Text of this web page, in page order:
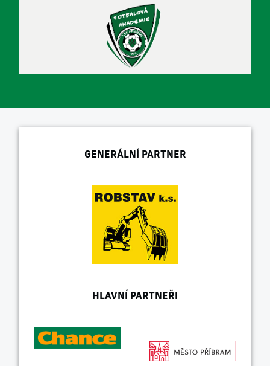
GENERÁLNÍ PARTNER
HLAVNÍ PARTNEŘI